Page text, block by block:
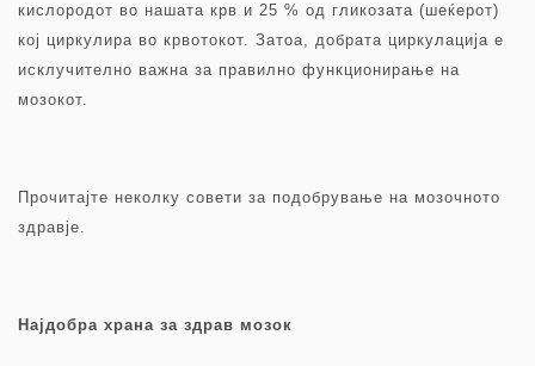
кислородот во нашата крв и 25 % од гликозата (шеќерот)
кој циркулира во крвотокот. Затоа, добрата циркулација е
исклучително важна за правилно функционирање на
мозокот.
Прочитајте неколку совети за подобрување на мозочното
здравје.
Најдобра храна за здрав мозок